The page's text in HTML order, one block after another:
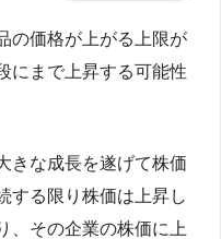
の価格が上がる上限が
にまで上昇する可能性
きな成長を遂げて株価
する限り株価は上昇し
、その企業の株価に上